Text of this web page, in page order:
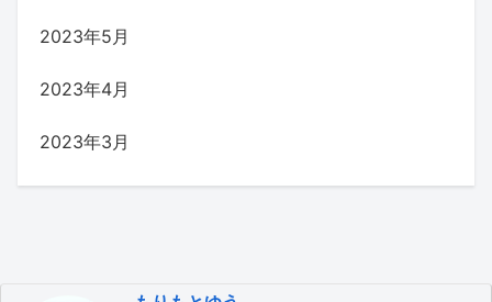
2023年5月
2023年4月
2023年3月